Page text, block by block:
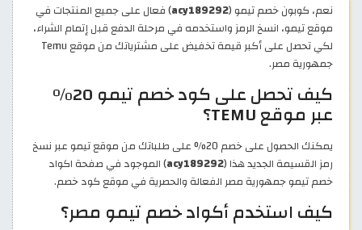
نعم، كوبون خصم تيمو (acy189292) فعال على جميع المنتجات في
موقع تيمو، انسخ الرمز واستخدمه في مرحلة الدفع قبل إتمام الشراء،
لكي تحصل على أكبر قيمة تخفيض على مشترياتك من موقع Temu
جمهورية مصر.
كيف تحصل على كود خصم تيمو 20%
عبر موقع TEMU؟
يمكنك الحصول على خصم 20% على طلباتك من موقع تيمو عبر نسخ
رمز القسيمة الجديد هذا (acy189292) الموجود في صفحة اكواد
خصم تيمو جمهورية مصر الفعالة والحصرية في موقع كود خصم.
كيف استخدم أكواد خصم تيمو مصر؟